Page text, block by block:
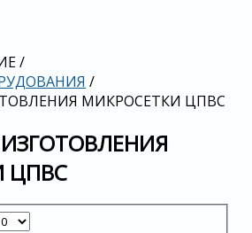
/
/
МИКРОСЕТКИ ЦПВС
ЦПВС